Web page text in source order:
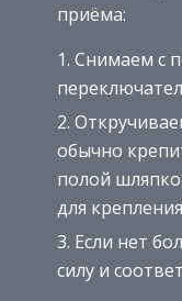
приёма:
Снимаем с
обычно
полой
для
Если нет
силу и